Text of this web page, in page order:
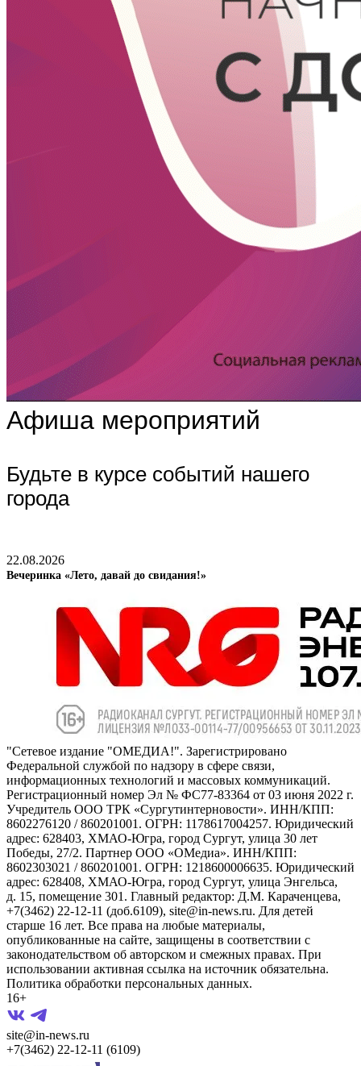
Афиша мероприятий
Будьте в курсе событий нашего
города
22.08.2026
Вечеринка «Лето, давай до свидания!»
"Сетевое издание "ОМЕДИА!". Зарегистрировано
Федеральной службой по надзору в сфере связи,
информационных технологий и массовых коммуникаций.
Регистрационный номер Эл № ФС77-83364 от 03 июня 2022 г.
Учредитель ООО ТРК «Сургутинтерновости». ИНН/КПП:
8602276120 / 860201001. ОГРН: 1178617004257. Юридический
адрес: 628403, ХМАО-Югра, город Сургут, улица 30 лет
Победы, 27/2. Партнер ООО «ОМедиа». ИНН/КПП:
8602303021 / 860201001. ОГРН: 1218600006635. Юридический
адрес: 628408, ХМАО-Югра, город Сургут, улица Энгельса,
д. 15, помещение 301. Главный редактор: Д.М. Караченцева,
+7(3462) 22-12-11 (доб.6109), site@in-news.ru. Для детей
старше 16 лет. Все права на любые материалы,
опубликованные на сайте, защищены в соответствии с
законодательством об авторском и смежных правах. При
использовании активная ссылка на источник обязательна.
Политика обработки персональных данных.
16+
site@in-news.ru
+7(3462) 22-12-11 (6109)